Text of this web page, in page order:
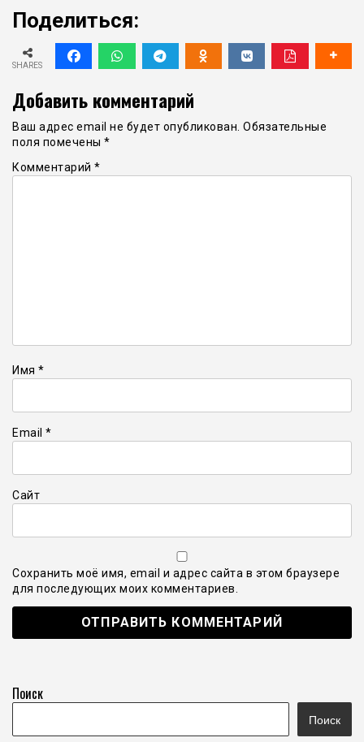
Поделиться:
SHARES
Добавить комментарий
Ваш адрес email не будет опубликован. Обязательные
поля помечены *
Комментарий *
Имя *
Email *
Сайт
Сохранить моё имя, email и адрес сайта в этом браузере
для последующих моих комментариев.
Поиск
Поиск